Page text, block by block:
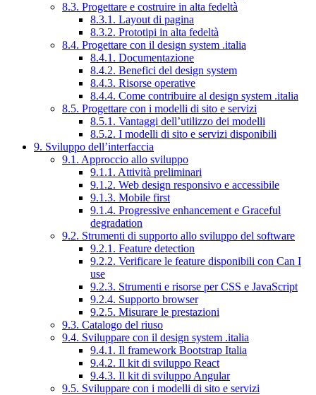
8.3. Progettare e costruire in alta fedeltà
8.3.1. Layout di pagina
8.3.2. Prototipi in alta fedeltà
8.4. Progettare con il design system .italia
8.4.1. Documentazione
8.4.2. Benefici del design system
8.4.3. Risorse operative
8.4.4. Come contribuire al design system .italia
8.5. Progettare con i modelli di sito e servizi
8.5.1. Vantaggi dell’utilizzo dei modelli
8.5.2. I modelli di sito e servizi disponibili
9. Sviluppo dell’interfaccia
9.1. Approccio allo sviluppo
9.1.1. Attività preliminari
9.1.2. Web design responsivo e accessibile
9.1.3. Mobile first
9.1.4. Progressive enhancement e Graceful
degradation
9.2. Strumenti di supporto allo sviluppo del software
9.2.1. Feature detection
9.2.2. Verificare le feature disponibili con Can I
use
9.2.3. Strumenti e risorse per CSS e JavaScript
9.2.4. Supporto browser
9.2.5. Misurare le prestazioni
9.3. Catalogo del riuso
9.4. Sviluppare con il design system .italia
9.4.1. Il framework Bootstrap Italia
9.4.2. Il kit di sviluppo React
9.4.3. Il kit di sviluppo Angular
9.5. Sviluppare con i modelli di sito e servizi